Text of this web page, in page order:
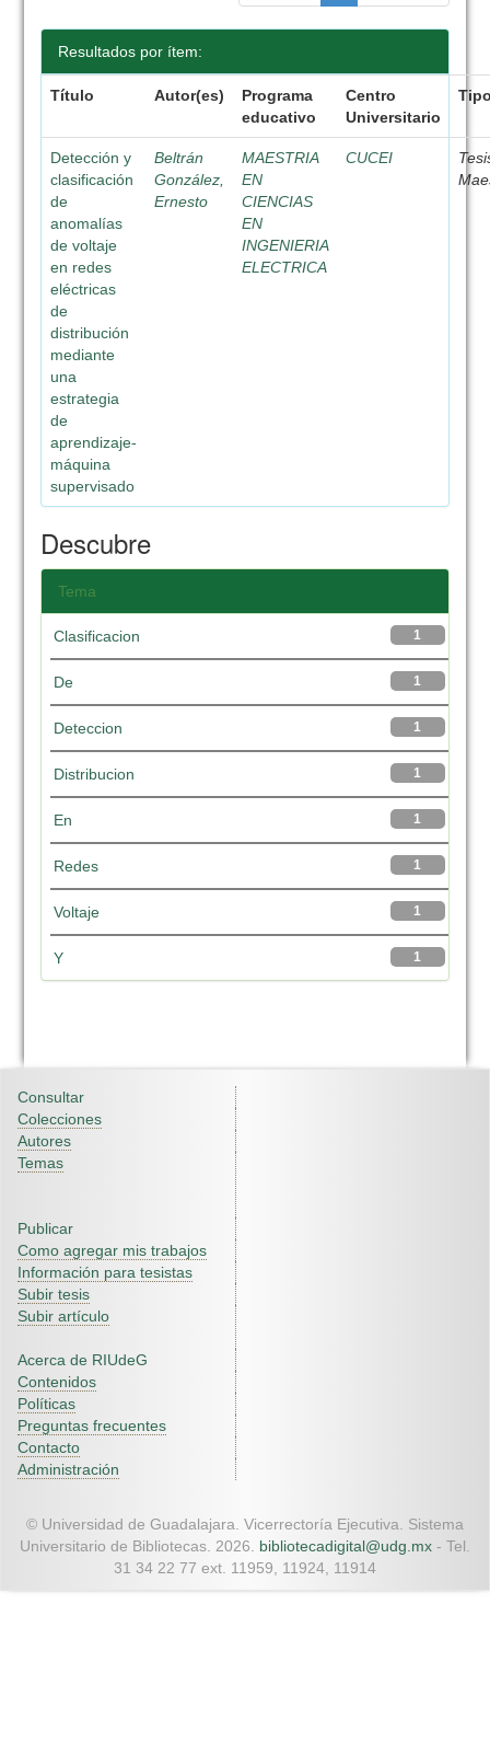
Resultados por ítem:
Título Autor(es)
Programa
educativo
Centro
Universitario
Detección y
clasificación
de
anomalías
de voltaje
en redes
eléctricas
de
distribución
mediante
una
estrategia
de
aprendizaje-
máquina
supervisado
Beltrán
González,
Ernesto
MAESTRIA
EN
CIENCIAS
EN
INGENIERIA
ELECTRICA
CUCEI
Descubre
Tema
1
Clasificacion
1
De
1
Deteccion
1
Distribucion
1
En
1
Redes
1
Voltaje
1
Y
Consultar
Colecciones
Autores
Temas
Publicar
Como agregar mis trabajos
Información para tesistas
Subir tesis
Subir artículo
Acerca de RIUdeG
Contenidos
Políticas
Preguntas frecuentes
Contacto
Administración
© Universidad de Guadalajara. Vicerrectoría Ejecutiva. Sistema
Universitario de Bibliotecas. 2026. bibliotecadigital@udg.mx - Tel.
31 34 22 77 ext. 11959, 11924, 11914